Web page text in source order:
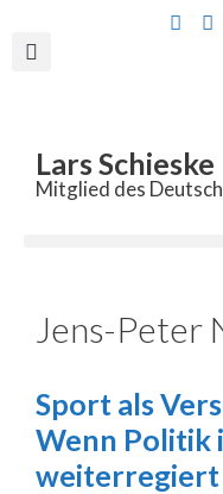
Lars Schieske
Mitglied des
Jens-Peter
Sport als
Wenn Politik
weiterregiert